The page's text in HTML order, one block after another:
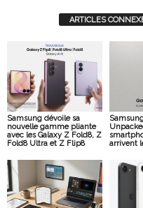
ARTICLES
Samsung dévoile sa
nouvelle gamme pliante
avec les Galaxy Z Fold8, Z
Fold8 Ultra et Z Flip8
arrivent